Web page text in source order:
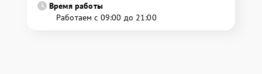
Время работы
Работаем с 09:00 до 21:00